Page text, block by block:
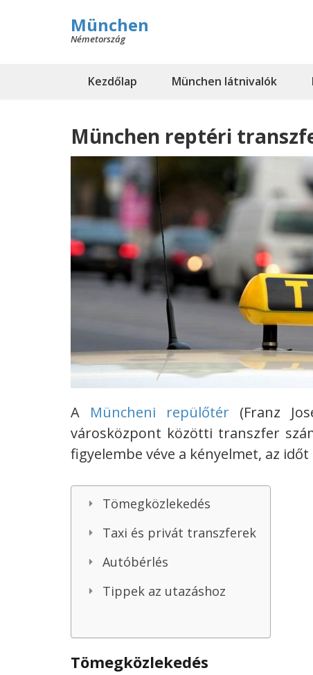
München
Németország
Kezdőlap München látnivalók
München reptéri
A Müncheni repülőtér (Franz
városközpont közötti transzfer
figyelembe véve a kényelmet, az
Tömegközlekedés
Taxi és privát transzferek
Autóbérlés
Tippek az utazáshoz
Tömegközlekedés